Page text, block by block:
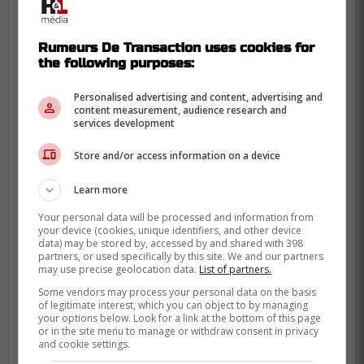
Cependant, même si le pilote québécois
n'a apporté aucun changement à sa
brigade défensive, il ne s'est pas privé de
modifier son attaque.
Rumeurs De Transaction uses cookies for
the following purposes:
Personalised advertising and content, advertising and
content measurement, audience research and
services development
Store and/or access information on a device
Learn more
Your personal data will be processed and information from
your device (cookies, unique identifiers, and other device
data) may be stored by, accessed by and shared with 398
partners, or used specifically by this site. We and our partners
may use precise geolocation data. List of partners.
Some vendors may process your personal data on the basis
of legitimate interest, which you can object to by managing
your options below. Look for a link at the bottom of this page
or in the site menu to manage or withdraw consent in privacy
and cookie settings.